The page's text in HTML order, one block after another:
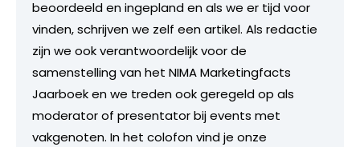
beoordeeld en ingepland en als we er tijd voor
vinden, schrijven we zelf een artikel. Als redactie
zijn we ook verantwoordelijk voor de
samenstelling van het NIMA Marketingfacts
Jaarboek en we treden ook geregeld op als
moderator of presentator bij events met
vakgenoten. In het colofon vind je onze